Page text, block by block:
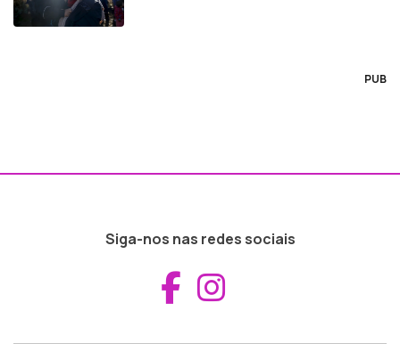
PUB
Siga-nos nas redes sociais
Aceder ao